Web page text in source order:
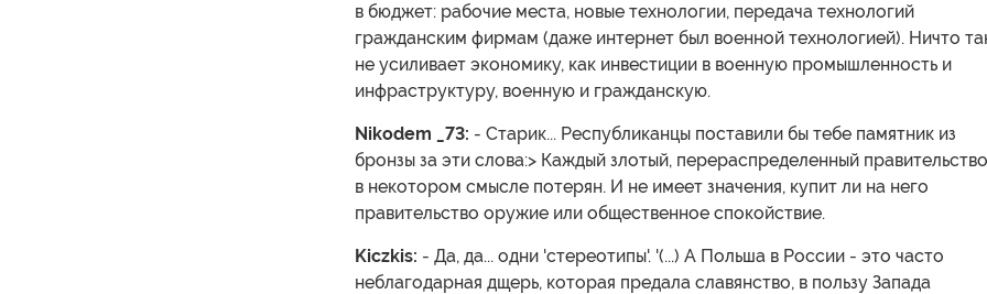
в бюджет: рабочие места, новые технологии, передача технологий
гражданским фирмам (даже интернет был военной технологией). Ничто
не усиливает экономику, как инвестиции в военную промышленность и
инфраструктуру, военную и гражданскую.
Nikodem _73: - Старик... Республиканцы поставили бы тебе памятник из
бронзы за эти слова:> Каждый злотый, перераспределенный
в некотором смысле потерян. И не имеет значения, купит ли на него
правительство оружие или общественное спокойствие.
Kiczkis: - Да, да... одни 'стереотипы'. '(...) А Польша в России - это часто
неблагодарная дщерь, которая предала славянство, в пользу Запада